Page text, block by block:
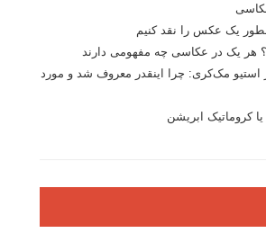
یک عکس را نقد کنیم
هر یک در عکاسی چه مفهومی دارند
استیو مک‌کری: چرا اینقدر معروف شد و مورد
کروماتیک ابریشن